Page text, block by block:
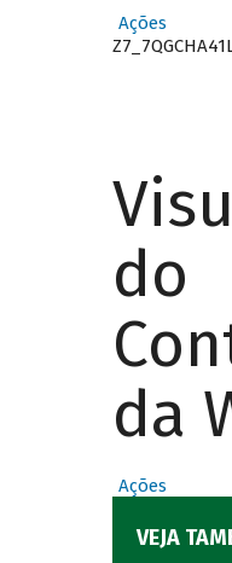
Ações
do
da
Ações
VEJA